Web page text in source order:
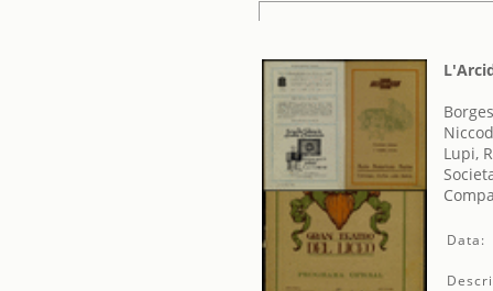
Lupi,
Data: